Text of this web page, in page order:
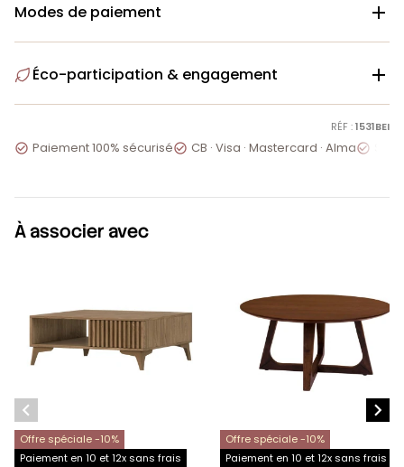
Modes de paiement 
Éco-participation & engagement 
RÉF :1531BEI
 Paiement 100% sécurisé CB · Visa · Mastercard · Alma
À associer avec
Offre spéciale -10%
Paiement en 10 et 12x sans frais
Offre spéciale -10%
Paiement en 10 et 12x sans frais
 